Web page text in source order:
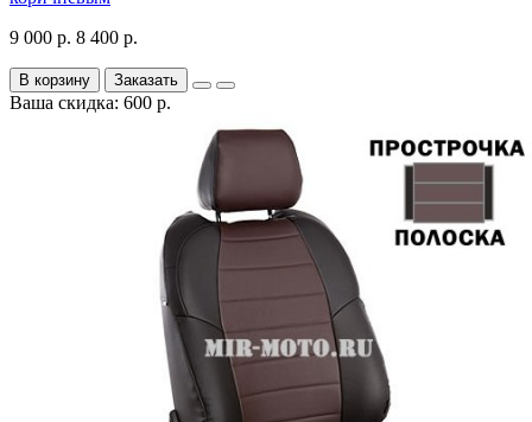
9 000 р. 8 400 р.
В корзину Заказать
Ваша скидка: 600 р.